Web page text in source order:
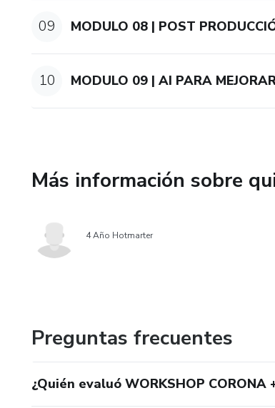
09 MODULO 08 | POST
10 MODULO 09 | AI PARA
Más información sobre
4 Año Hotmarter
Preguntas frecuentes
¿Quién evaluó WORKSHOP CORONA